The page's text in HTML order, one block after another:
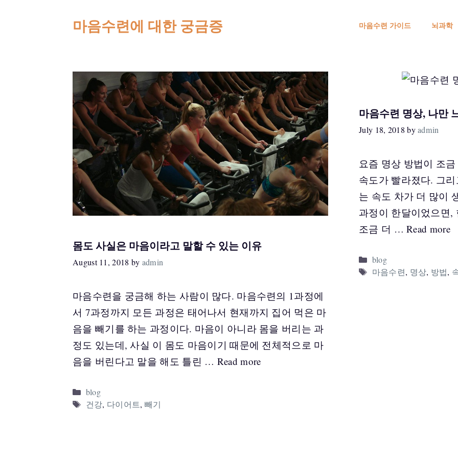
마음수련에 대한 궁금증 마음수련 가이드 뇌과학
몸도 사실은 마음이라고 말할 수 있는 이유
August 11, 2018 by admin
마음수련을 궁금해 하는 사람이 많다. 마음수련의 1과정에
서 7과정까지 모든 과정은 태어나서 현재까지 집어 먹은 마
음을 빼기를 하는 과정이다. 마음이 아니라 몸을 버리는 과
정도 있는데, 사실 이 몸도 마음이기 때문에 전체적으로 마
음을 버린다고 말을 해도 틀린 … Read more
Categories
blog
Tags
건강, 다이어트, 빼기
마음수련 명상, 나만
July 18, 2018byadmin
요즘 명상 방법이 조
속도가 빨라졌다. 그
는 속도 차가 더 많이
과정이 한달이었으면,
조금 더 …Read more
Categories
blog
Tags
마음수련, 명상, 방법,